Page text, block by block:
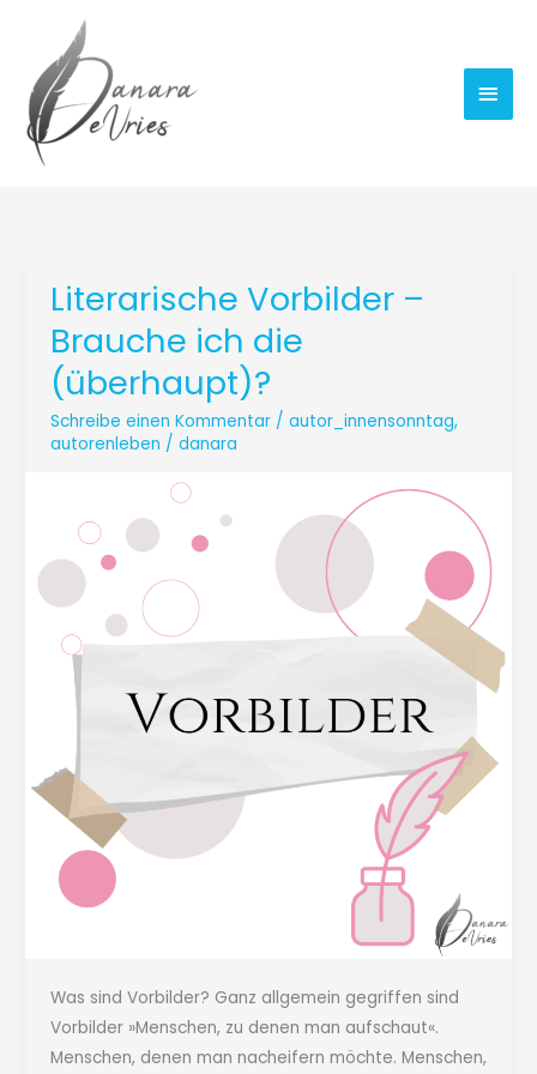
springen
Literarische Vorbilder –
Brauche ich die
(überhaupt)?
Schreibe einen Kommentar / autor_innensonntag,
autorenleben / danara
Was sind Vorbilder? Ganz allgemein gegriffen sind
Vorbilder »Menschen, zu denen man aufschaut«.
Menschen, denen man nacheifern möchte. Menschen,
Literarische
–
Brauche
ich
die